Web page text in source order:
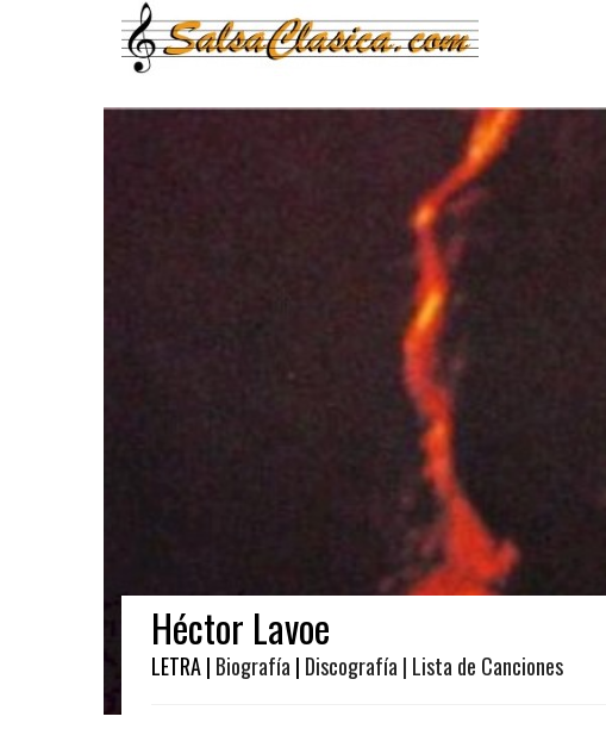
Héctor Lavoe
LETRA | Biografía | Discografía | Lista de Canciones